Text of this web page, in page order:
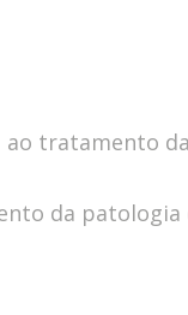
ao tratamento
da patologia